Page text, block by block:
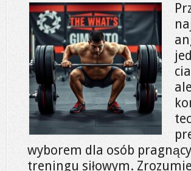
wyborem dla osób
treningu siłowym.